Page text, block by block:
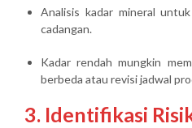
Analisis kadar mineral
cadangan.
Kadar rendah mungkin
berbeda atau revisi jadwal
3. Identifikasi